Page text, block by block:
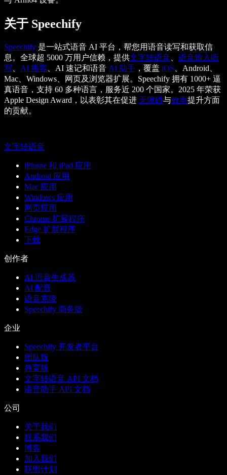
关于 Speechify
Speechify 是一站式语音 AI 平台，帮您用语音读写和获取信
息。全球超 5000 万用户信赖，提供文字转语音
语音输入听
写
AI 播客 、AI 速记和语音 AI 助手 ，覆盖 iOS 、Android、
Mac、Windows、网页及浏览器扩展。Speechify 拥有 1000+ 逼
真语音，支持 60 多种语言，服务近 200 个国家。2025 年荣获
Apple Design Award，以表彰其在促进 无障碍与效率提升方面
的贡献。
文字转语音
iPhone 和 iPad 应用
Android 应用
Mac 应用
Windows 应用
网页应用
Chrome 扩展程序
Edge 扩展程序
下载
创作者
AI 语音生成器
AI 配音
语音克隆
Speechify 商务版
企业
Speechify 开发者平台
团队版
教育版
文字转语音 API 文档
语音助手 API 文档
公司
关于我们
联系我们
博客
加入我们
联盟计划